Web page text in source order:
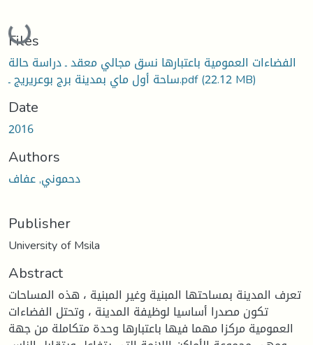
Loading...
Files
الفضاءات العمومية باعتبارها نسق مجالي معقد ـ دراسة حالة
ساحة أول ماي بمدينة برج بوعريريج ـ.pdf(22.12 MB)
Date
2016
Authors
دحموني, عفاف
Publisher
University of Msila
Abstract
تعرف المدينة بمساحتها المبنية وغير المبنية ، هذه المساحات
تكون مصدرا أساسيا لوظيفة المدينة ، وتحتل الفضاءات
العمومية مركزا مهما فيها باعتبارها وحدة متكاملة من جهة